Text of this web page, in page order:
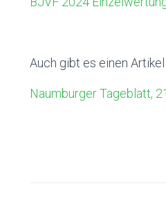
Auch gibt es einen
Naumburger Tageblatt,